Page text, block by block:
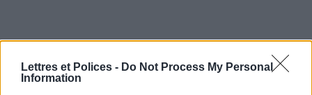
Lettres et Polices - Do Not Process My Personal
Information